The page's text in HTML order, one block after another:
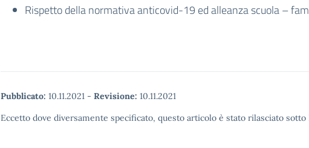
Rispetto della normativa anticovid-19 ed alleanza scuola –
Pubblicato: 10.11.2021 - Revisione: 10.11.2021
Eccetto dove diversamente specificato, questo articolo è stato rilasciato